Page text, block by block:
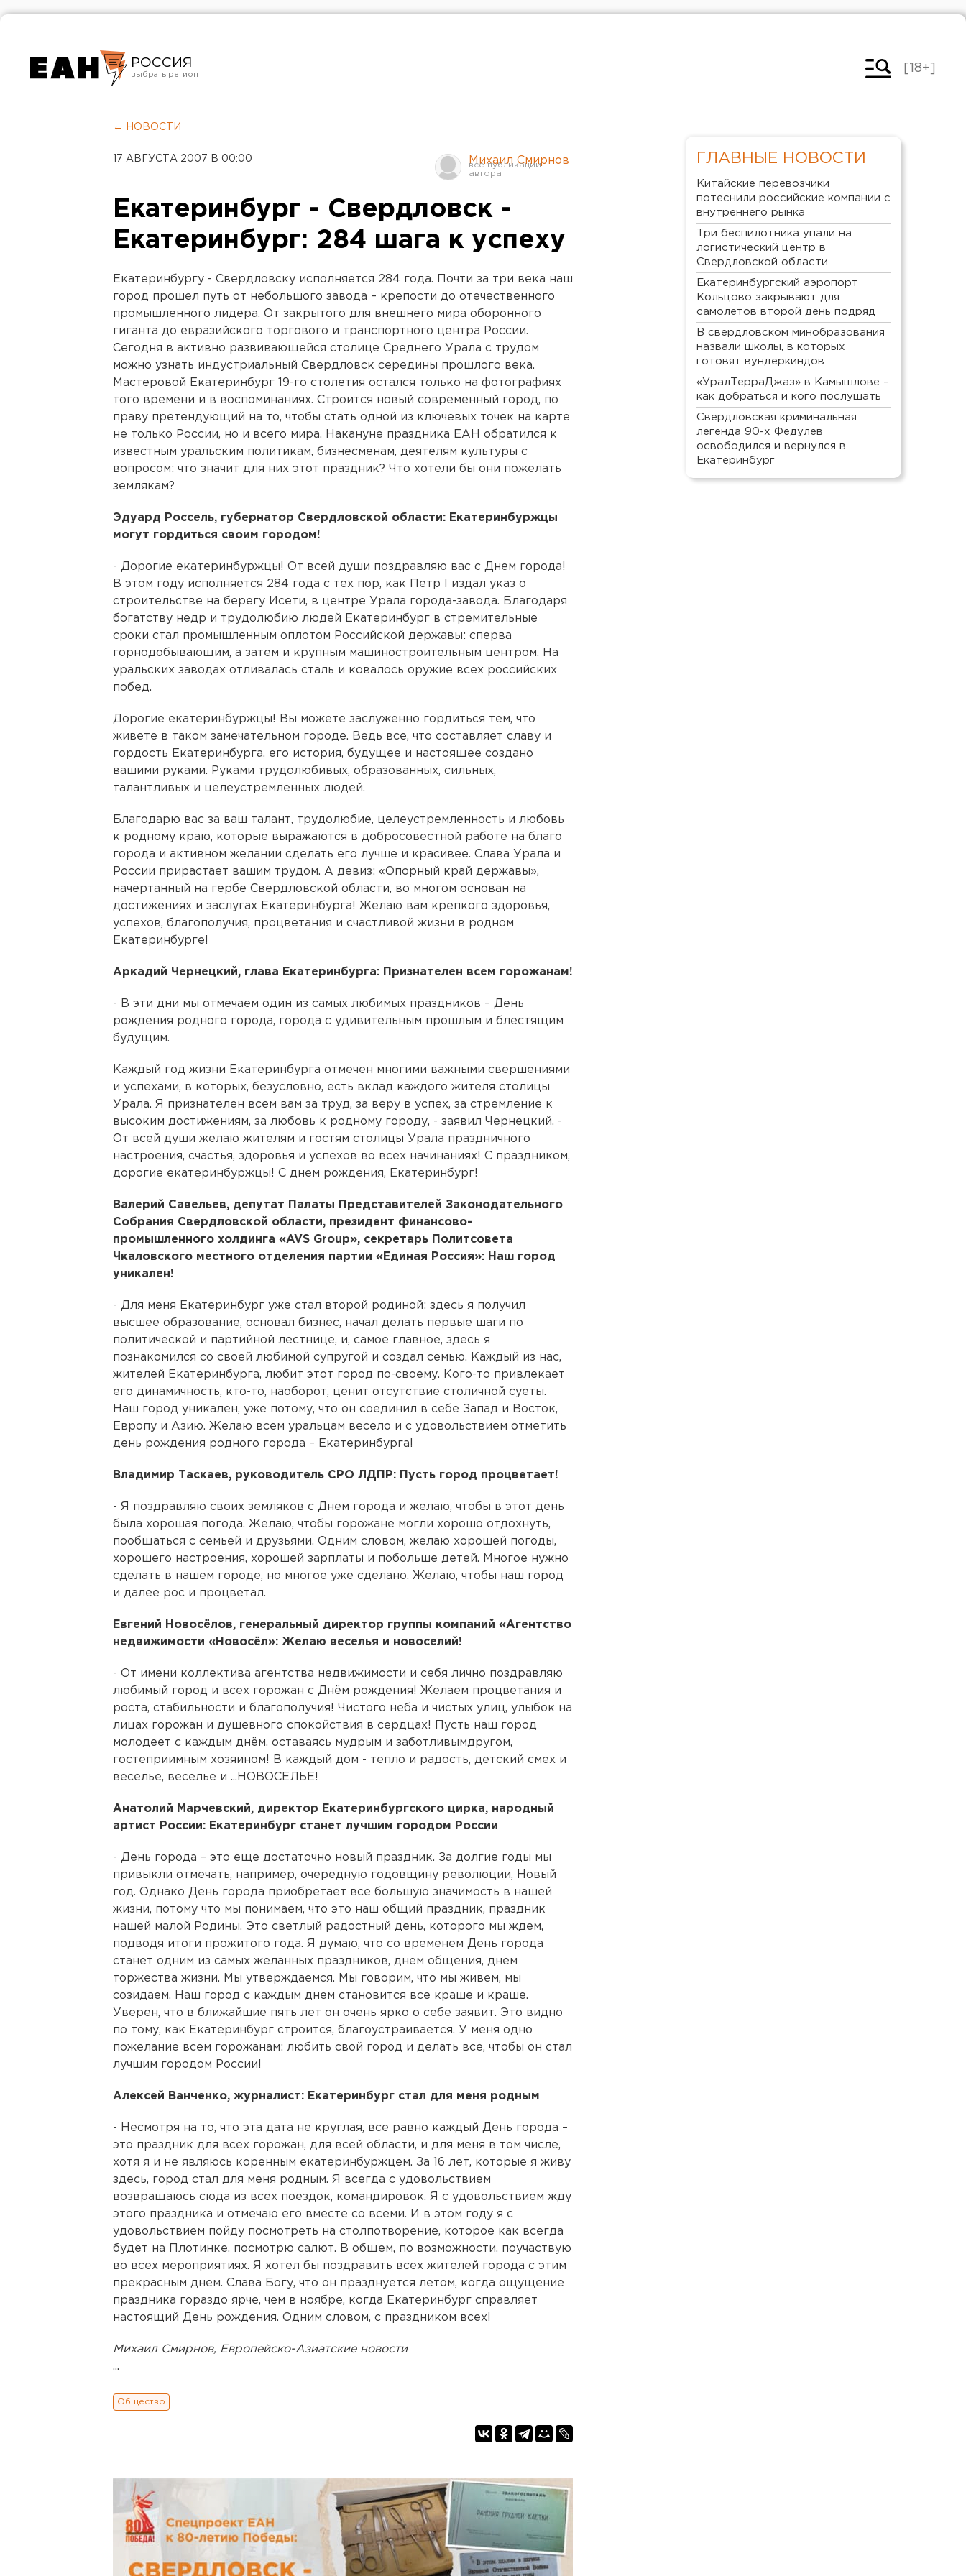
РОССИЯ
Челябинск
[18+]
← НОВОСТИ
17 АВГУСТА 2007 В 00:00 Михаил Смирнов
Екатеринбург - Свердловск -
Екатеринбург: 284 шага к успеху
Екатеринбургу - Свердловску исполняется 284 года. Почти за три века наш
город прошел путь от небольшого завода – крепости до отечественного
промышленного лидера. От закрытого для внешнего мира оборонного
гиганта до евразийского торгового и транспортного центра России.
Сегодня в активно развивающейся столице Среднего Урала с трудом
можно узнать индустриальный Свердловск середины прошлого века.
Мастеровой Екатеринбург 19-го столетия остался только на фотографиях
того времени и в воспоминаниях. Строится новый современный город, по
праву претендующий на то, чтобы стать одной из ключевых точек на карте
не только России, но и всего мира. Накануне праздника ЕАН обратился к
известным уральским политикам, бизнесменам, деятелям культуры с
вопросом: что значит для них этот праздник? Что хотели бы они пожелать
землякам?
Эдуард Россель, губернатор Свердловской области: Екатеринбуржцы
могут гордиться своим городом!
- Дорогие екатеринбуржцы! От всей души поздравляю вас с Днем города!
В этом году исполняется 284 года с тех пор, как Петр I издал указ о
строительстве на берегу Исети, в центре Урала города-завода. Благодаря
богатству недр и трудолюбию людей Екатеринбург в стремительные
сроки стал промышленным оплотом Российской державы: сперва
горнодобывающим, а затем и крупным машиностроительным центром. На
уральских заводах отливалась сталь и ковалось оружие всех российских
побед.
Дорогие екатеринбуржцы! Вы можете заслуженно гордиться тем, что
живете в таком замечательном городе. Ведь все, что составляет славу и
гордость Екатеринбурга, его история, будущее и настоящее создано
вашими руками. Руками трудолюбивых, образованных, сильных,
талантливых и целеустремленных людей.
Благодарю вас за ваш талант, трудолюбие, целеустремленность и любовь
к родному краю, которые выражаются в добросовестной работе на благо
города и активном желании сделать его лучше и красивее. Слава Урала и
России прирастает вашим трудом. А девиз: «Опорный край державы»,
начертанный на гербе Свердловской области, во многом основан на
достижениях и заслугах Екатеринбурга! Желаю вам крепкого здоровья,
успехов, благополучия, процветания и счастливой жизни в родном
Екатеринбурге!
Аркадий Чернецкий, глава Екатеринбурга: Признателен всем горожанам!
- В эти дни мы отмечаем один из самых любимых праздников – День
рождения родного города, города с удивительным прошлым и блестящим
будущим.
Каждый год жизни Екатеринбурга отмечен многими важными свершениями
и успехами, в которых, безусловно, есть вклад каждого жителя столицы
Урала. Я признателен всем вам за труд, за веру в успех, за стремление к
высоким достижениям, за любовь к родному городу, - заявил Чернецкий. -
От всей души желаю жителям и гостям столицы Урала праздничного
настроения, счастья, здоровья и успехов во всех начинаниях! С праздником,
дорогие екатеринбуржцы! С днем рождения, Екатеринбург!
Валерий Савельев, депутат Палаты Представителей Законодательного
Собрания Свердловской области, президент финансово-
промышленного холдинга «AVS Group», секретарь Политсовета
Чкаловского местного отделения партии «Единая Россия»: Наш город
уникален!
- Для меня Екатеринбург уже стал второй родиной: здесь я получил
высшее образование, основал бизнес, начал делать первые шаги по
политической и партийной лестнице, и, самое главное, здесь я
познакомился со своей любимой супругой и создал семью. Каждый из нас,
жителей Екатеринбурга, любит этот город по-своему. Кого-то привлекает
его динамичность, кто-то, наоборот, ценит отсутствие столичной суеты.
Наш город уникален, уже потому, что он соединил в себе Запад и Восток,
Европу и Азию. Желаю всем уральцам весело и с удовольствием отметить
день рождения родного города – Екатеринбурга!
Владимир Таскаев, руководитель СРО ЛДПР: Пусть город процветает!
- Я поздравляю своих земляков с Днем города и желаю, чтобы в этот день
была хорошая погода. Желаю, чтобы горожане могли хорошо отдохнуть,
пообщаться с семьей и друзьями. Одним словом, желаю хорошей погоды,
хорошего настроения, хорошей зарплаты и побольше детей. Многое нужно
сделать в нашем городе, но многое уже сделано. Желаю, чтобы наш город
и далее рос и процветал.
Евгений Новосёлов, генеральный директор группы компаний «Агентство
недвижимости «Новосёл»: Желаю веселья и новоселий!
- От имени коллектива агентства недвижимости и себя лично поздравляю
любимый город и всех горожан с Днём рождения! Желаем процветания и
роста, стабильности и благополучия! Чистого неба и чистых улиц, улыбок на
лицах горожан и душевного спокойствия в сердцах! Пусть наш город
молодеет с каждым днём, оставаясь мудрым и заботливымдругом,
гостеприимным хозяином! В каждый дом - тепло и радость, детский смех и
веселье, веселье и ...НОВОСЕЛЬЕ!
Анатолий Марчевский, директор Екатеринбургского цирка, народный
артист России: Екатеринбург станет лучшим городом России
- День города – это еще достаточно новый праздник. За долгие годы мы
привыкли отмечать, например, очередную годовщину революции, Новый
год. Однако День города приобретает все большую значимость в нашей
жизни, потому что мы понимаем, что это наш общий праздник, праздник
нашей малой Родины. Это светлый радостный день, которого мы ждем,
подводя итоги прожитого года. Я думаю, что со временем День города
станет одним из самых желанных праздников, днем общения, днем
торжества жизни. Мы утверждаемся. Мы говорим, что мы живем, мы
созидаем. Наш город с каждым днем становится все краше и краше.
Уверен, что в ближайшие пять лет он очень ярко о себе заявит. Это видно
по тому, как Екатеринбург строится, благоустраивается. У меня одно
пожелание всем горожанам: любить свой город и делать все, чтобы он стал
лучшим городом России!
Алексей Ванченко, журналист: Екатеринбург стал для меня родным
- Несмотря на то, что эта дата не круглая, все равно каждый День города –
это праздник для всех горожан, для всей области, и для меня в том числе,
хотя я и не являюсь коренным екатеринбуржцем. За 16 лет, которые я живу
здесь, город стал для меня родным. Я всегда с удовольствием
возвращаюсь сюда из всех поездок, командировок. Я с удовольствием жду
этого праздника и отмечаю его вместе со всеми. И в этом году я с
удовольствием пойду посмотреть на столпотворение, которое как всегда
будет на Плотинке, посмотрю салют. В общем, по возможности, поучаствую
во всех мероприятиях. Я хотел бы поздравить всех жителей города с этим
прекрасным днем. Слава Богу, что он празднуется летом, когда ощущение
праздника гораздо ярче, чем в ноябре, когда Екатеринбург справляет
настоящий День рождения. Одним словом, с праздником всех!
Михаил Смирнов, Европейско-Азиатские новости
...
Общество
ГЛАВНЫЕ НОВОСТИ
Китайские перевозчики
потеснили российские компании с
внутреннего рынка
Три беспилотника упали на
логистический центр в
Свердловской области
Екатеринбургский аэропорт
Кольцово закрывают для
самолетов второй день подряд
В свердловском минобразования
назвали школы, в которых
готовят вундеркиндов
«УралТерраДжаз» в Камышлове –
как добраться и кого послушать
Свердловская криминальная
легенда 90-х Федулев
освободился и вернулся в
Екатеринбург